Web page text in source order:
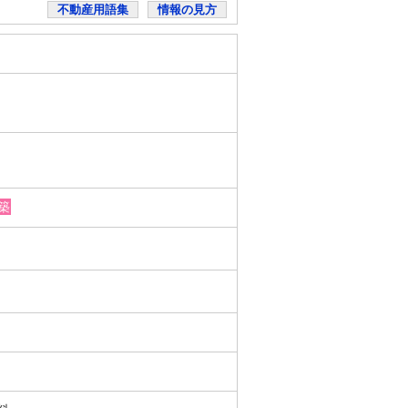
不動産用語集 情報の見方